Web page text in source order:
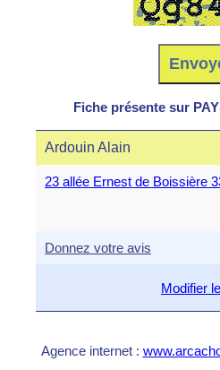
Fiche présente sur
Ardouin Alain
23 allée Ernest de Boissière
Donnez votre avis
Modifier
Agence internet :